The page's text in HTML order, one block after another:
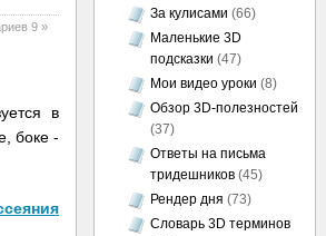
9 »
в
боке -
За кулисами (66)
Маленькие 3D
подсказки (47)
Мои видео уроки (8)
Обзор 3D-полезностей
(37)
Ответы на письма
тридешников (45)
Рендер дня (73)
Словарь 3D терминов